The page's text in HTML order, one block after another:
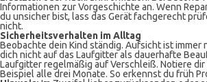
Informationen zur Vorgeschichte an. Wenn
du unsicher bist, lass das Gerät fachgerecht
nicht.
Sicherheitsverhalten im Alltag
Beobachte dein Kind ständig. Aufsicht ist immer
dich nicht auf das Laufgitter als dauerhafte
Laufgitter regelmäßig auf Verschleiß. Notiere
Beispiel alle drei Monate. So erkennst du früh